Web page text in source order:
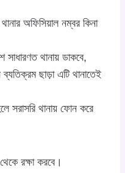
অফিসিয়াল নম্বর কিনা
সাধারণত থানায় ডাকবে,
ছাড়া এটি থানাতেই
সরাসরি থানায় ফোন করে
রক্ষা করবে।